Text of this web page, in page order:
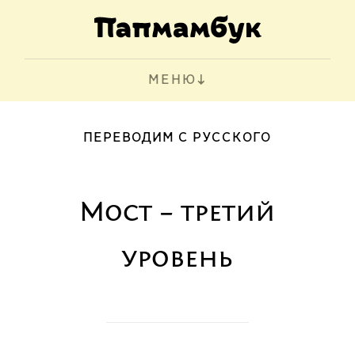
МЕНЮ
ПЕРЕВОДИМ С РУССКОГО
Мост – третий
уровень